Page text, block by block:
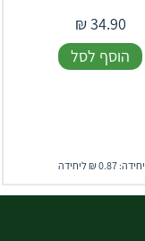
34.90
₪
הוסף לסל
יחידה: 0.87 ₪ ליחידה